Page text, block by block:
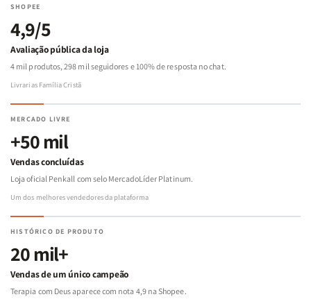
SHOPEE
4,9/5
Avaliação pública da loja
4 mil produtos, 298 mil seguidores e 100% de resposta no chat.
Livrarias Família Cristã
MERCADO LIVRE
+50 mil
Vendas concluídas
Loja oficial Penkall com selo MercadoLíder Platinum.
Um dos melhores vendedores da plataforma
HISTÓRICO DE PRODUTO
20 mil+
Vendas de um único campeão
Terapia com Deus aparece com nota 4,9 na Shopee.